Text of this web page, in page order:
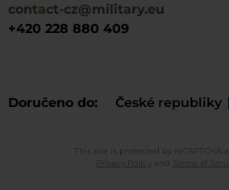
contact-cz@military.eu
+420 228 880 409
Doručeno do České republiky
This site is protected by reCAPTCHA
Privacy Policy
and Terms of